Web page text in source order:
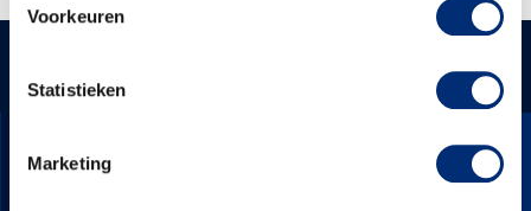
Voorkeuren
Statistieken
Marketing